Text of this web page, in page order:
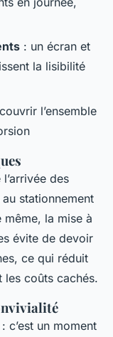
: un écran et
la lisibilité
l’ensemble
des
stationnement
la mise à
évite de devoir
ce qui réduit
les coûts cachés.
c’est un moment